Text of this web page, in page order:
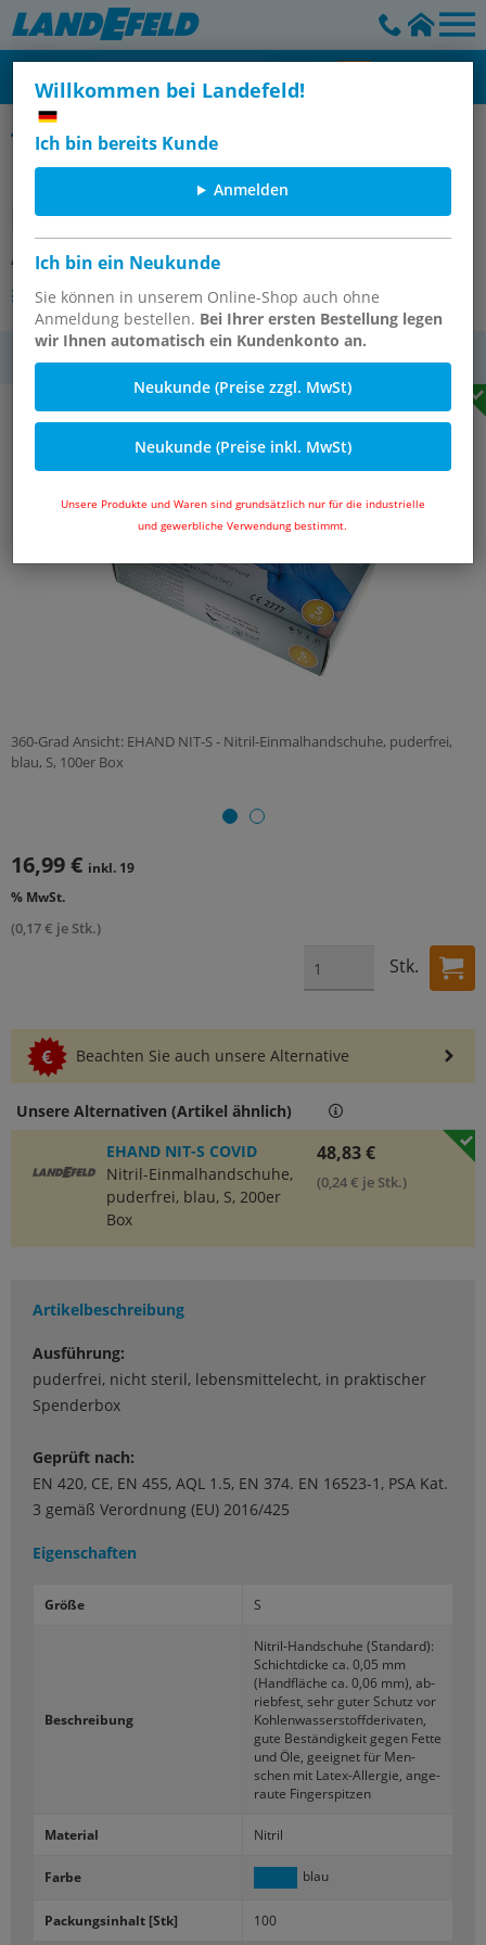
Willkommen bei Landefeld!
Ich bin bereits Kunde
Anmelden
Ich bin ein Neukunde
Sie können in unserem Online-Shop auch ohne
Anmeldung bestellen. Bei Ihrer ersten Bestellung legen
wir Ihnen automatisch ein Kundenkonto an.
Neukunde (Preise zzgl. MwSt)
Neukunde (Preise inkl. MwSt)
Unsere Produkte und Waren sind grundsätzlich nur für die industrielle
und gewerbliche Verwendung bestimmt.
Latex-Einmalhandschuhe & Nitril-Einmalhandschuhe
Nitril-Einmalhandschuhe,
puderfrei, blau, S, 100er Box
Artikelnummer: EHAND NIT-S
Andere Varianten des Artikels
MwSt.
360-Grad Ansicht: EHAND NIT-S - Nitril-Einmalhandschuhe, puderfrei,
blau, S, 100er Box
16,99 € inkl. 19
% MwSt.
(0,17 € je Stk.)
entspricht
Stk.
Beachten Sie auch unsere Alternative
Unsere Alternativen (Artikel ähnlich)
EHAND NIT-S COVID
Nitril-Einmalhandschuhe,
puderfrei, blau, S, 200er
Box
48,83 €
(0,24 € je Stk.)
Artikelbeschreibung
Ausführung:
puderfrei, nicht steril, lebensmittelecht, in praktischer
Spenderbox
Geprüft nach:
EN 420, CE, EN 455, AQL 1.5, EN 374. EN 16523-1, PSA Kat.
3 gemäß Verordnung (EU) 2016/425
Eigenschaften
Größe S
Be­schrei­bung
Nitril-​Handschuhe (Stan­dard):
Schicht­di­cke ca. 0,05 mm
(Hand­flä­che ca. 0,06 mm), ab­
rieb­fest, sehr guter Schutz vor
Koh­len­was­ser­stoff­de­ri­va­ten,
gute Be­stän­dig­keit gegen Fette
und Öle, ge­eig­net für Men­
schen mit Latex-​Allergie, an­ge­
rau­te Fin­ger­spit­zen
Ma­te­ri­al Ni­tril
Farbe blau
Pa­ckungs­in­halt [Stk] 100